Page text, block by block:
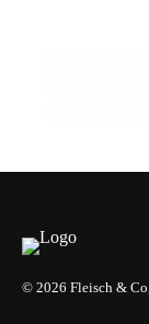
© 2026 Fleisch &